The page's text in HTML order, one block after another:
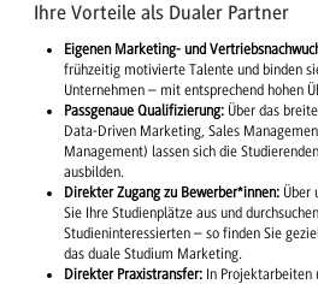
Ihre Vorteile als Dualer Partner
Eigenen Marketing- und
frühzeitig motivierte Talente und binden
Unternehmen – mit entsprechend hohen
Passgenaue Qualifizierung: Über das
Data-Driven Marketing, Sales
Management) lassen sich die
ausbilden.
Direkter Zugang zu Bewerber*innen: Über
Sie Ihre Studienplätze aus und
Studieninteressierten – so finden Sie
das duale Studium Marketing.
Direkter Praxistransfer: In Projektarbeiten